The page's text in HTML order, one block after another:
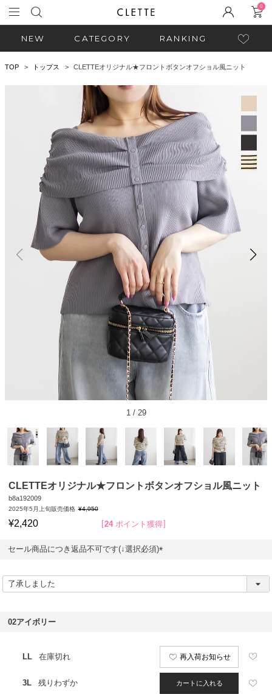
0
NEW CATEGORY RANKING
TOP トップス CLETTEオリジナル★フロントボタンオフショル風ニット
1/ 29
CLETTEオリジナル★フロントボタンオフショル風ニット
b8a192009
2025年5月上旬販売価格 ¥4,950
¥2,420 24 ポイント獲得
セール商品につき返品不可です(↓選択必須)
必
02アイボリー
LL 在庫切れ 再入荷お知らせ
3L 残りわずか カートに入れる